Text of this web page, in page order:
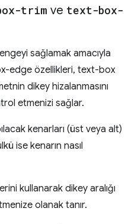
trim ve text-box-
sağlamak amacıyla
edge özellikleri, text-box
dikey hizalanmasını
etmenizi sağlar.
kenarları (üst veya alt)
ise kenarın nasıl
kullanarak dikey aralığı
olanak tanır.